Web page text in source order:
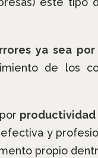
ya sea
de los
y
propio